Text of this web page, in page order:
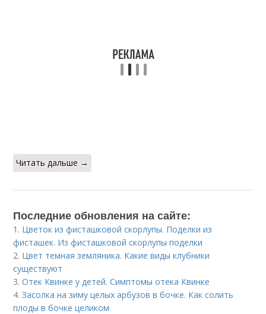
Читать дальше →
Последние обновления на сайте:
1. Цветок из фисташковой скорлупы. Поделки из
фисташек. Из фисташковой скорлупы поделки
2. Цвет темная земляника. Какие виды клубники
существуют
3.Отек Квинке у детей. Симптомы отека Квинке
4.Засолка на зиму целых арбузов в бочке. Как солить
плоды в бочке целиком